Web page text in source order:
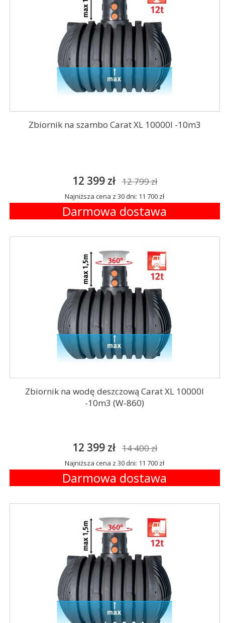
Zbiornik na szambo Carat XL 10000l -10m3
12 399 zł 12 799 zł
Najniższa cena z 30 dni: 11 700 zł
Darmowa dostawa
Zbiornik na wodę deszczową Carat XL 10000l
-10m3 (W-860)
12 399 zł 14 400 zł
Najniższa cena z 30 dni: 11 700 zł
Darmowa dostawa